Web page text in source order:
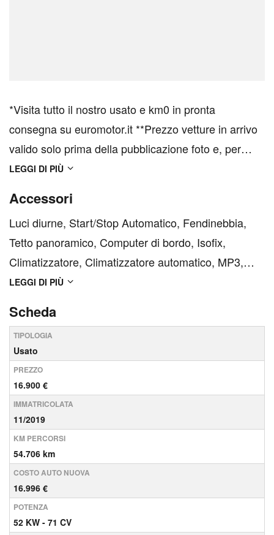
*Visita tutto il nostro usato e km0 in pronta
consegna su euromotor.it **Prezzo vetture in arrivo
valido solo prima della pubblicazione foto e, per
acquisto online o visione in anteprima su
variazioni o spese aggiuntive. Alcune informazioni
potrebb...
LEGGI DI PIÙ
Accessori
Luci diurne, Start/Stop Automatico, Fendinebbia,
Tetto panoramico, Computer di bordo, Isofix,
Climatizzatore, Climatizzatore automatico, MP3,
ESP, Airbag laterali, Fari LED, Cerchi in lega, Luci
centralizzata senza chiave, Sistema di controllo
pressione pneuma...
LEGGI DI PIÙ
Scheda
TIPOLOGIA
Usato
PREZZO
16.900 €
IMMATRICOLATA
11/2019
KM PERCORSI
54.706 km
COSTO AUTO NUOVA
16.996 €
POTENZA
52 KW - 71 CV